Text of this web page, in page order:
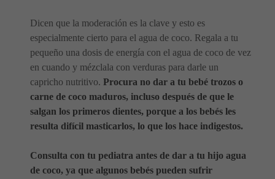
Dicen que la moderación es la clave y esto es
especialmente cierto para el agua de coco. Regala a tu
pequeño una dosis de energía con el agua de coco de vez
en cuando y mézclala con verduras para darle un
capricho nutritivo. Procura no dar a tu bebé trozos o
carne de coco maduros, incluso después de que le
salgan los primeros dientes, porque a los bebés les
resulta difícil masticarlos, lo que los hace indigestos.
Consulta con tu pediatra antes de dar a tu hijo agua
de coco, ya que algunos bebés pueden sufrir